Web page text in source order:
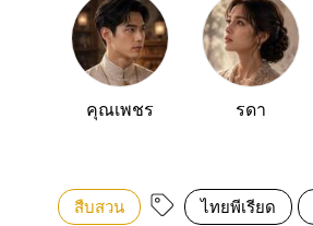
คุณเพชร รดา
สืบสวน ไทยพีเรียด